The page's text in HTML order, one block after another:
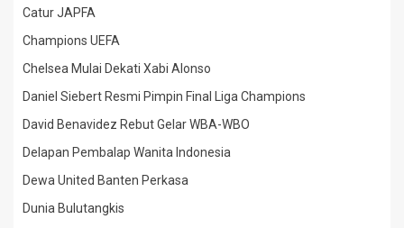
Catur JAPFA
Champions UEFA
Chelsea Mulai Dekati Xabi Alonso
Daniel Siebert Resmi Pimpin Final Liga Champions
David Benavidez Rebut Gelar WBA-WBO
Delapan Pembalap Wanita Indonesia
Dewa United Banten Perkasa
Dunia Bulutangkis